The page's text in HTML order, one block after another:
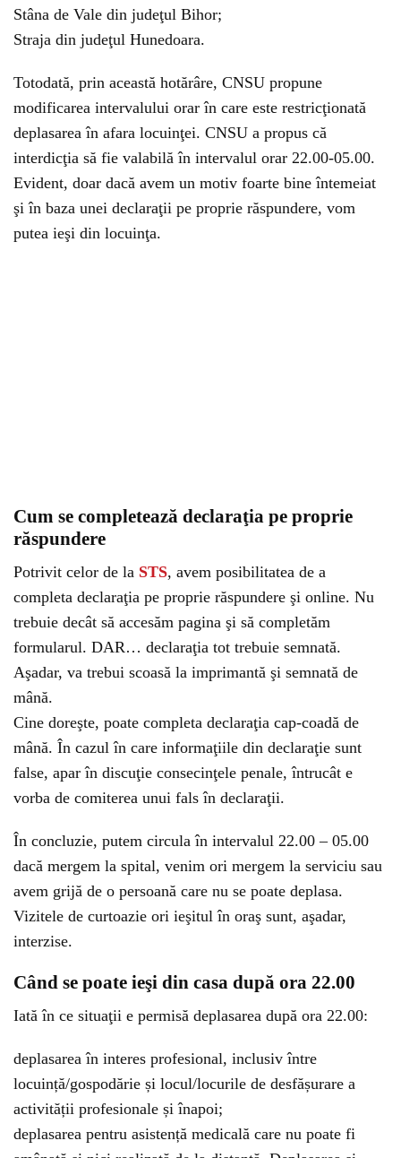
Stâna de Vale din judeţul Bihor;
Straja din judeţul Hunedoara.
Totodată, prin această hotărâre, CNSU propune
modificarea intervalului orar în care este restricţionată
deplasarea în afara locuinţei. CNSU a propus că
interdicţia să fie valabilă în intervalul orar 22.00-05.00.
Evident, doar dacă avem un motiv foarte bine întemeiat
şi în baza unei declaraţii pe proprie răspundere, vom
putea ieşi din locuinţa.
Cum se completează declaraţia pe proprie
răspundere
Potrivit celor de la STS, avem posibilitatea de a
completa declaraţia pe proprie răspundere şi online. Nu
trebuie decât să accesăm pagina şi să completăm
formularul. DAR… declaraţia tot trebuie semnată.
Aşadar, va trebui scoasă la imprimantă şi semnată de
mână.
Cine doreşte, poate completa declaraţia cap-coadă de
mână. În cazul în care informaţiile din declaraţie sunt
false, apar în discuţie consecinţele penale, întrucât e
vorba de comiterea unui fals în declaraţii.
În concluzie, putem circula în intervalul 22.00 – 05.00
dacă mergem la spital, venim ori mergem la serviciu sau
avem grijă de o persoană care nu se poate deplasa.
Vizitele de curtoazie ori ieşitul în oraş sunt, aşadar,
interzise.
Când se poate ieşi din casa după ora 22.00
Iată în ce situaţii e permisă deplasarea după ora 22.00:
deplasarea în interes profesional, inclusiv între
locuință/gospodărie și locul/locurile de desfășurare a
activității profesionale și înapoi;
deplasarea pentru asistență medicală care nu poate fi